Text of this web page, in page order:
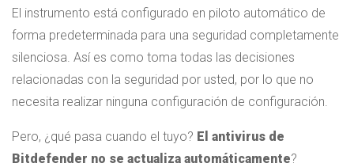
El instrumento está configurado en piloto automático de
forma predeterminada para una seguridad completamente
silenciosa. Así es como toma todas las decisiones
relacionadas con la seguridad por usted, por lo que no
necesita realizar ninguna configuración de configuración.
Pero, ¿qué pasa cuando el tuyo? El antivirus de
Bitdefender no se actualiza automáticamente?